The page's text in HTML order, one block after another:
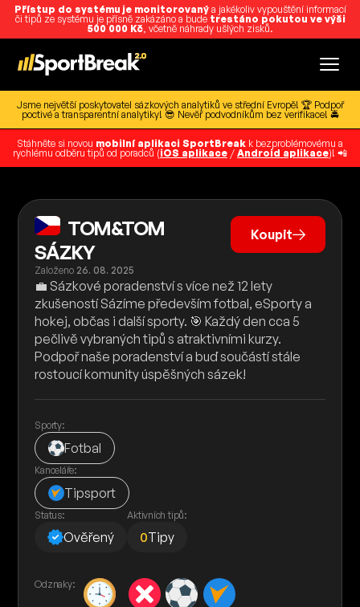
Přístup do systému je monitorovanýa jakékoliv vypouštění informací
či tipů ze systému je přísně zakázáno a bude trestáno pokutou ve výši
500 000 Kč, včetně náhrady ušlých zisků.
Jsme největší poskytovatel sázkových analytiků ve střední Evropě! 🏆 Podpoř
poctivé a transparentní analytiky! 😎 Nevěř podvodníkům bez verifikace! 🚔
Stáhněte si novou mobilní aplikaci SportBreak k bezproblémovému a
rychlému odběru tipů od poradců (iOS aplikace / Android aplikace)! 📲
TOM&TOM
SÁZKY
Založeno 26. 08. 2025
Koupit
💼 Sázkové poradenství s více než 12 lety
zkušeností Sázíme především fotbal, eSporty a
hokej, občas i další sporty. 🎯 Každý den cca 5
pečlivě vybraných tipů s atraktivními kurzy.
Podpoř naše poradenství a buď součástí stále
rostoucí komunity úspěšných sázek!
Sporty:
Fotbal
Kanceláře:
Tipsport
Status:
Ověřený
Aktivních tipů:
0Tipy
Odznaky: